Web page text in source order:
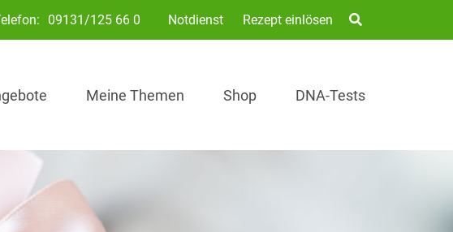
09131/125 66 0 Notdienst Rezept einlösen
Meine Themen Shop DNA-Tests